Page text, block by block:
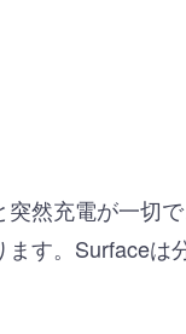
然充電が一切
す。Surface